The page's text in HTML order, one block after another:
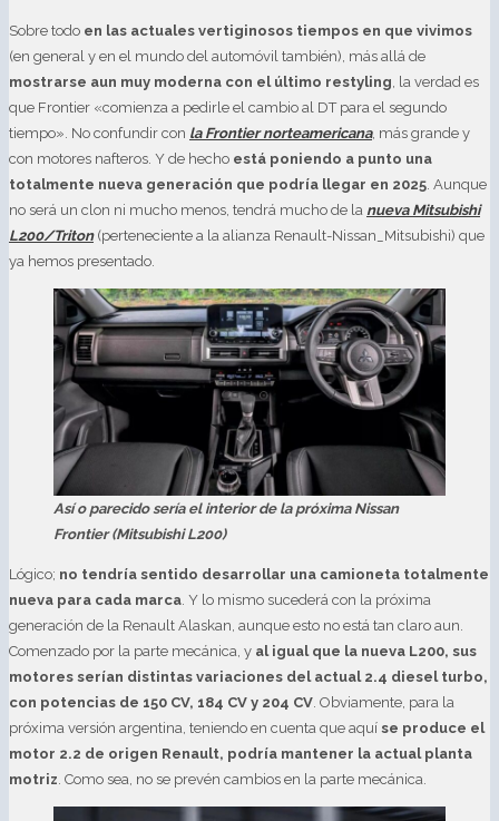
Sobre todo en las actuales vertiginosos tiempos en que vivimos
(en general y en el mundo del automóvil también), más allá de
mostrarse aun muy moderna con el último restyling , la verdad es
que Frontier «comienza a pedirle el cambio al DT para el segundo
tiempo». No confundir con la Frontier norteamericana, más grande y
con motores nafteros. Y de hecho está poniendo a punto una
totalmente nueva generación que podría llegar en 2025 . Aunque
no será un clon ni mucho menos, tendrá mucho de la nueva Mitsubishi
L200/Triton(perteneciente a la alianza Renault-Nissan_Mitsubishi) que
ya hemos presentado.
Así o parecido sería el interior de la próxima Nissan
Frontier (Mitsubishi L200)
Lógico; no tendría sentido desarrollar una camioneta totalmente
nueva para cada marca. Y lo mismo sucederá con la próxima
generación de la Renault Alaskan, aunque esto no está tan claro aun.
Comenzado por la parte mecánica, y al igual que la nueva L200, sus
motores serían distintas variaciones del actual 2.4 diesel turbo,
con potencias de 150 CV, 184 CV y 204 CV. Obviamente, para la
próxima versión argentina, teniendo en cuenta que aquí se produce el
motor 2.2 de origen Renault, podría mantener la actual planta
motriz. Como sea, no se prevén cambios en la parte mecánica.